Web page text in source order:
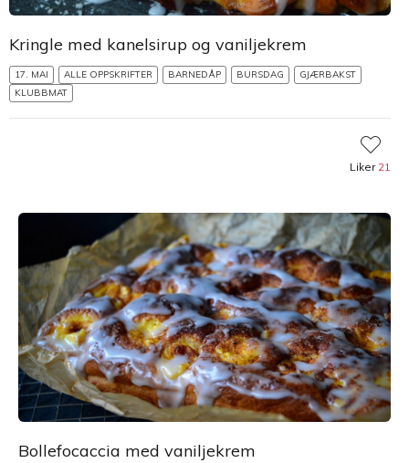
Kringle med kanelsirup og vaniljekrem
17. MAI ALLE OPPSKRIFTER BARNEDÅP BURSDAG
GJÆRBAKST
KLUBBMAT
Liker 21
Bollefocaccia med vaniljekrem